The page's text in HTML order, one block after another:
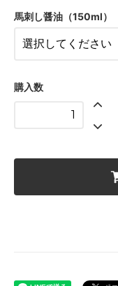
馬刺し醤油（150ml）
購入数